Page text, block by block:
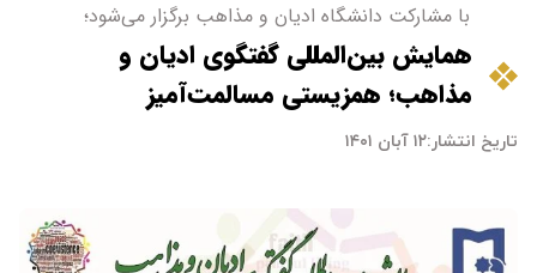
با مشارکت دانشگاه ادیان و مذاهب برگزار می‌شود؛
همایش بین‌المللی گفتگوی ادیان و
مذاهب؛ همزیستی مسالمت‌آمیز
تاریخ انتشار:۱۲ آبان ۱۴۰۱